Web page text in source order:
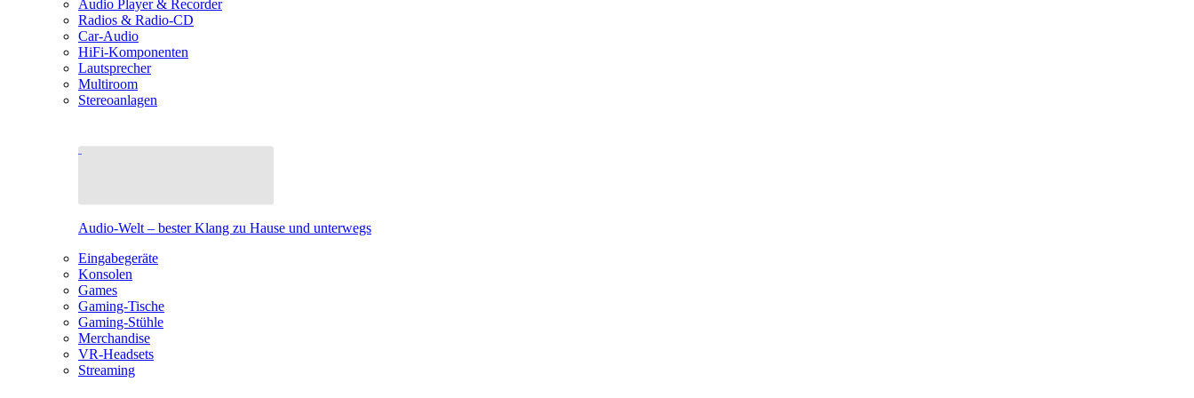
Audio Player & Recorder
Radios & Radio-CD
Car-Audio
HiFi-Komponenten
Lautsprecher
Multiroom
Stereoanlagen
Audio-Welt – bester Klang zu Hause und unterwegs
Eingabegeräte
Konsolen
Games
Gaming-Tische
Gaming-Stühle
Merchandise
VR-Headsets
Streaming